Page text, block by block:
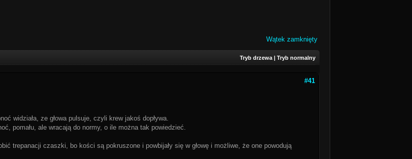
Wątek zamknięty
Tryb drzewa | Tryb normalny
#41
widziała, ze głowa pulsuje, czyli krew jakoś dopływa.
pomału, ale wracają do normy, o ile można tak powiedzieć.
trepanacji czaszki, bo kości są pokruszone i powbijały się w głowę i możliwe, że one powodują